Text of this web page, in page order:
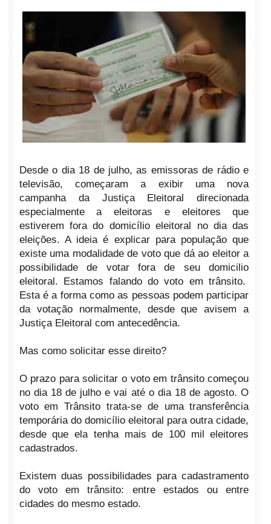
Desde o dia 18 de julho, as emissoras de rádio e
televisão, começaram a exibir uma nova
campanha da Justiça Eleitoral direcionada
especialmente a eleitoras e eleitores que
estiverem fora do domicílio eleitoral no dia das
eleições. A ideia é explicar para população que
existe uma modalidade de voto que dá ao eleitor a
possibilidade de votar fora de seu domicilio
eleitoral. Estamos falando do voto em trânsito.
Esta é a forma como as pessoas podem participar
da votação normalmente, desde que avisem a
Justiça Eleitoral com antecedência.
Mas como solicitar esse direito?
O prazo para solicitar o voto em trânsito começou
no dia 18 de julho e vai até o dia 18 de agosto. O
voto em Trânsito trata-se de uma transferência
temporária do domicílio eleitoral para outra cidade,
desde que ela tenha mais de 100 mil eleitores
cadastrados.
Existem duas possibilidades para cadastramento
do voto em trânsito: entre estados ou entre
cidades do mesmo estado.